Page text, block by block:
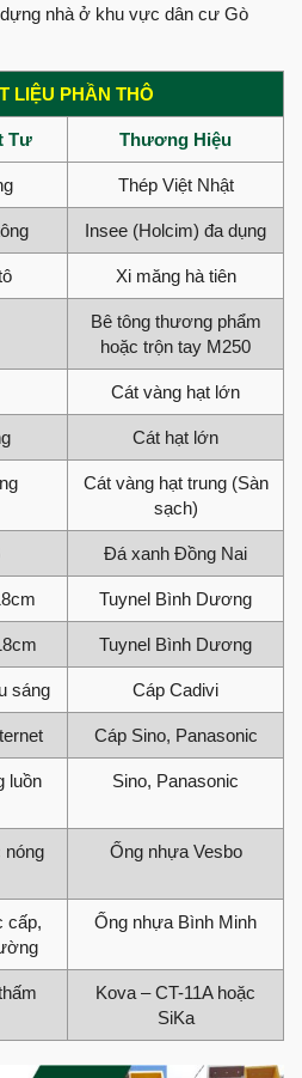
nhà ở khu vực dân cư Gò
LIỆU PHẦN THÔ
Tư Thương Hiệu
Thép Việt Nhật
Insee (Holcim) đa dụng
Xi măng hà tiên
Bê tông thương phẩm
hoặc trộn tay M250
Cát vàng hạt lớn
Cát hạt lớn
Cát vàng hạt trung (Sàn
sạch)
Đá xanh Đồng Nai
Tuynel Bình Dương
Tuynel Bình Dương
sáng Cáp Cadivi
Cáp Sino, Panasonic
luồn
Sino, Panasonic
Ống nhựa Vesbo
cấp,
Ống nhựa Bình Minh
Kova – CT-11A hoặc
SiKa